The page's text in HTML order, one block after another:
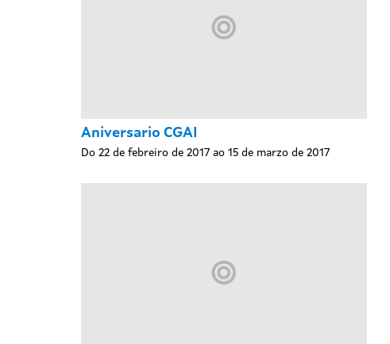
Aniversario CGAI
Do 22 de febreiro de 2017 ao 15 de marzo de 2017